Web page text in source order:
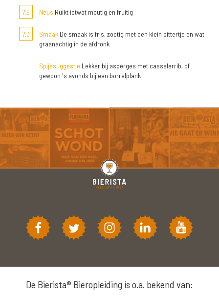
7,5 Neus Ruikt ietwat moutig en fruitig
7,3 Smaak De smaak is fris, zoetig met een klein bittertje en wat
graanachtig in de afdronk
Spijssuggestie Lekker bij asperges met casselerrib, of
gewoon 's avonds bij een borrelplank
De Bierista® Bieropleiding is o.a. bekend van: